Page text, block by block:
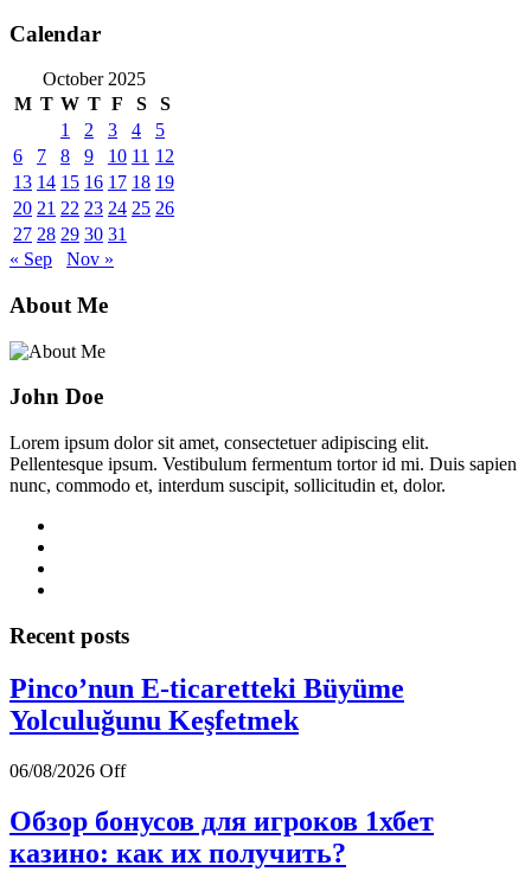
Calendar
October 2025
M T W T F S
S
1
2 3 4
5
6
7 8 9 10 11 12
13 14 15 16 17 18 19
20 21 22 23 24 25 26
27 28 29 30 31
« Sep
Nov »
About Me
John Doe
Lorem ipsum dolor sit amet, consectetuer adipiscing elit.
Pellentesque ipsum. Vestibulum fermentum tortor id mi. Duis sapien
nunc, commodo et, interdum suscipit, sollicitudin et, dolor.
Recent posts
Pinco’nun E-ticaretteki Büyüme
Yolculuğunu Keşfetmek
06/08/2026 Off
Обзор бонусов для игроков 1хбет
казино: как их получить?